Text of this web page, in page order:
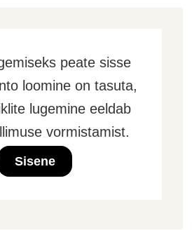
peate sisse
loomine on tasuta,
lugemine eeldab
vormistamist.
Sisene